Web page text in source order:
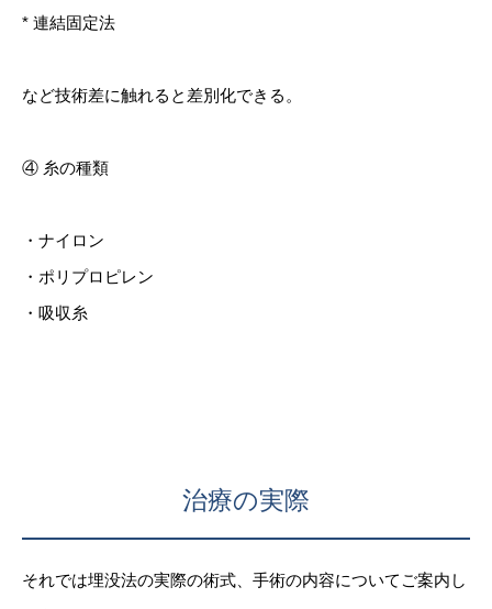
* 連結固定法
など技術差に触れると差別化できる。
④ 糸の種類
・ナイロン
・ポリプロピレン
・吸収糸
治療の実際
それでは埋没法の実際の術式、手術の内容についてご案内し